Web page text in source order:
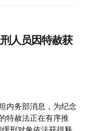
人员因特赦获
内务部消息，为纪念
特赦法正在有序推